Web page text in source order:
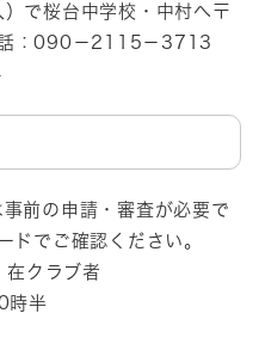
で桜台中学校・中村へ〒
：090－2115－3713
前の申請・審査が必要で
ドでご確認ください。
クラブ者
時半